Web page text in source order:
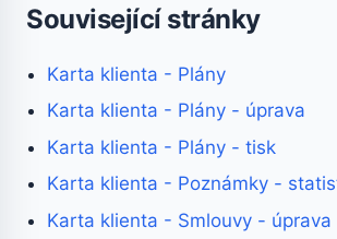
Související stránky
Karta klienta - Plány
Karta klienta - Plány - úprava
Karta klienta - Plány - tisk
Karta klienta - Poznámky -
Karta klienta - Smlouvy - úprava